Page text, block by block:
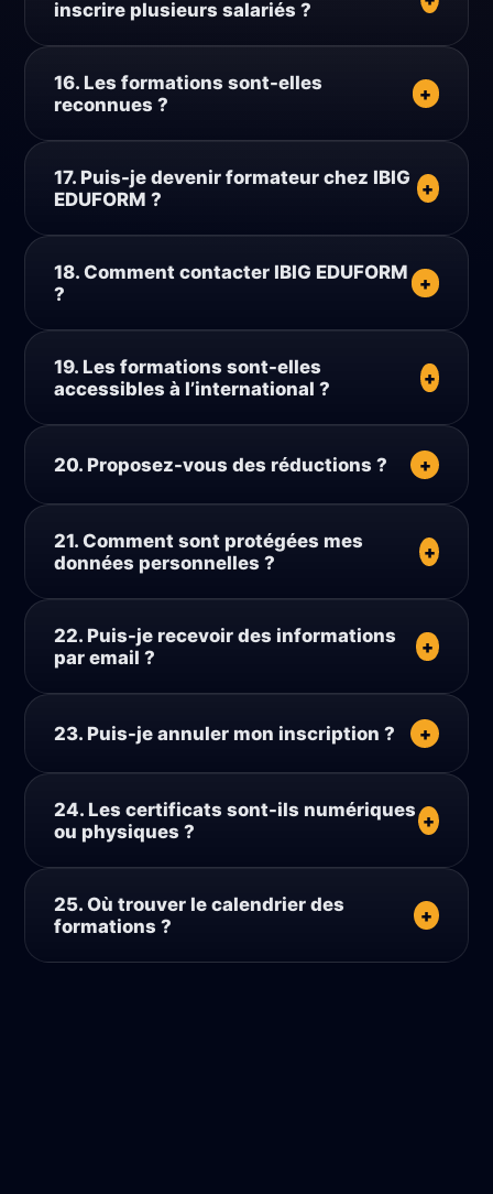
inscrire plusieurs salariés ?
pour les entreprises.
16. Les formations sont-elles
reconnues ?
+
professionnel et orientées pratiques terrain.
17. Puis-je devenir formateur chez IBIG
EDUFORM ?
+
via la page Devenir formateur.
18. Comment contacter IBIG EDUFORM
?
+
sur la page Contact du site.
19. Les formations sont-elles
accessibles à l’international ?
+
aux participants résidant hors de Côte d’Ivoire.
20. Proposez-vous des réductions ? +
peuvent être proposées selon les sessions.
21. Comment sont protégées mes
données personnelles ?
+
politique de confidentialité publiée sur le site.
22. Puis-je recevoir des informations
par email ?
+
de l’inscription.
23. Puis-je annuler mon inscription ? +
prévues dans les CGV et la politique de non-
remboursement.
24. Les certificats sont-ils numériques
ou physiques ?
+
format numérique ou physique selon la
25. Où trouver le calendrier des
formations ?
+